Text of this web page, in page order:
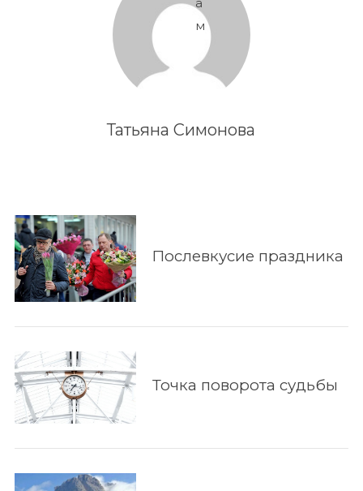
м
Татьяна Симонова
Послевкусие праздника
Точка поворота судьбы